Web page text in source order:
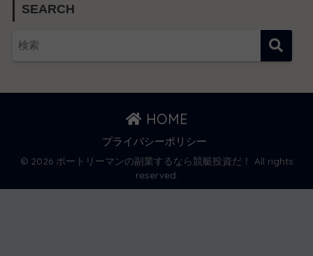
SEARCH
HOME
プライバシーポリシー
© 2026 ボートリーマンの副業するなら競艇投資だ！ All rights
reserved.